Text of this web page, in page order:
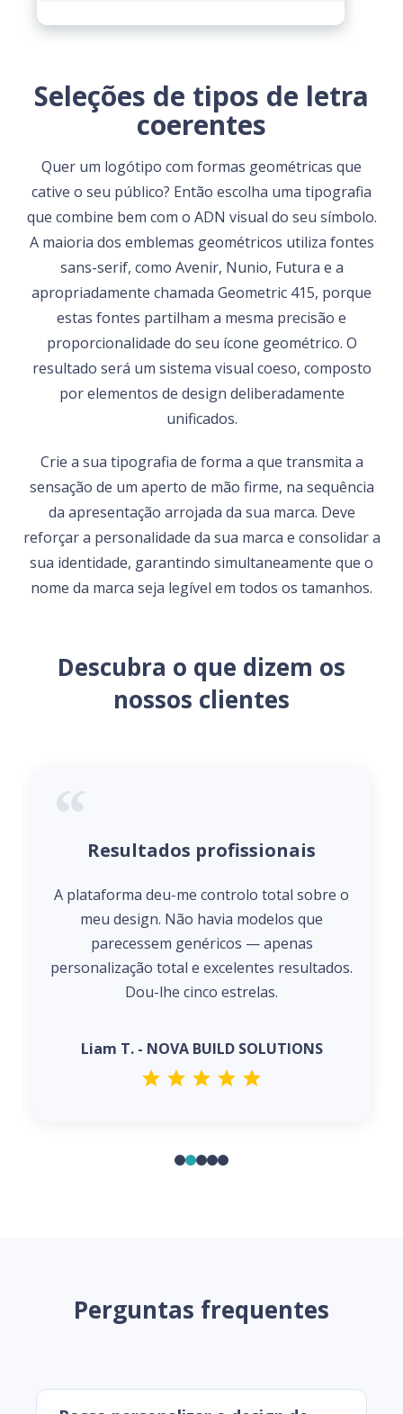
Seleções de tipos de letra
coerentes
Quer um logótipo com formas geométricas que
cative o seu público? Então escolha uma tipografia
que combine bem com o ADN visual do seu símbolo.
A maioria dos emblemas geométricos utiliza fontes
sans-serif, como Avenir, Nunio, Futura e a
apropriadamente chamada Geometric 415, porque
estas fontes partilham a mesma precisão e
proporcionalidade do seu ícone geométrico. O
resultado será um sistema visual coeso, composto
por elementos de design deliberadamente
unificados.
Crie a sua tipografia de forma a que transmita a
sensação de um aperto de mão firme, na sequência
da apresentação arrojada da sua marca. Deve
reforçar a personalidade da sua marca e consolidar a
sua identidade, garantindo simultaneamente que o
nome da marca seja legível em todos os tamanhos.
Descubra o que dizem os
nossos clientes
Resultados profissionais
A plataforma deu-me controlo total sobre o
meu design. Não havia modelos que
parecessem genéricos — apenas
personalização total e excelentes resultados.
Dou-lhe cinco estrelas.
Liam T. - NOVA BUILD SOLUTIONS
Perguntas frequentes